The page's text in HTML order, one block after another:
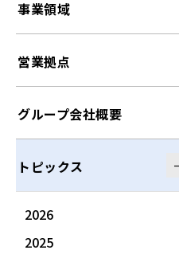
事業領域
営業拠点
グループ会社概要
トピックス
2026
2025